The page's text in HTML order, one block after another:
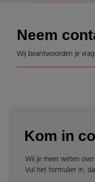
Neem
Wij beantwoorden je
Kom in
Wil je meer weten
Vul het formulier in,